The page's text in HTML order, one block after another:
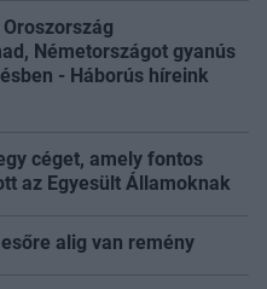
Németországot gyanús
- Háborús híreink
céget, amely fontos
az Egyesült Államoknak
alig van remény